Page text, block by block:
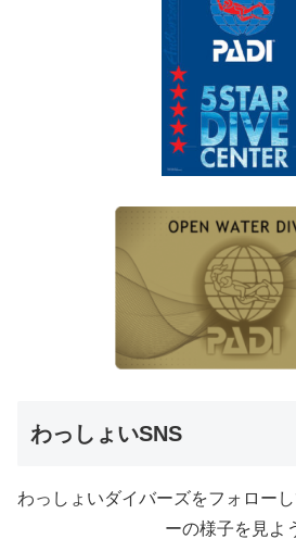
わっしょいSNS
わっしょいダイバーズをフォロー
ーの様子を見よ